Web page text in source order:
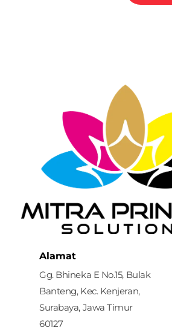
Alamat
Gg. Bhineka E No.15, Bulak
Banteng, Kec. Kenjeran,
Surabaya, Jawa Timur
60127